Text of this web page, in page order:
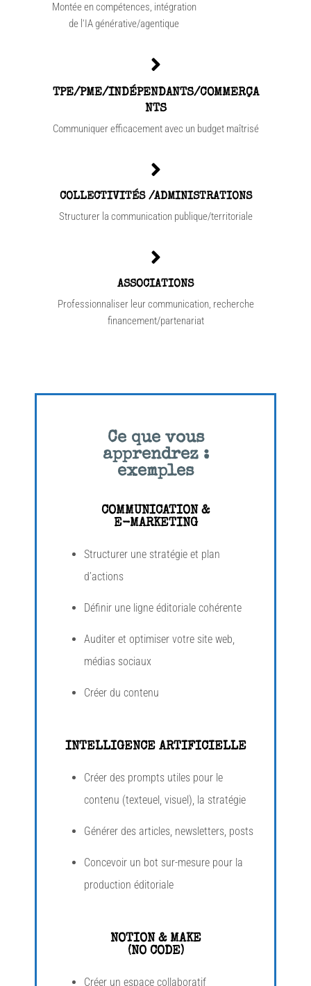
Montée en compétences, intégration
de l'IA générative/agentique
TPE/PME/INDÉPENDANTS/COMMERÇA
NTS
Communiquer efficacement avec un budget maîtrisé
COLLECTIVITÉS /ADMINISTRATIONS
Structurer la communication publique/territoriale
ASSOCIATIONS
Professionnaliser leur communication, recherche
financement/partenariat
Ce que vous
apprendrez :
exemples
COMMUNICATION &
E-MARKETING
Structurer une stratégie et plan
d’actions
Définir une ligne éditoriale cohérente
Auditer et optimiser votre site web,
médias sociaux
Créer du contenu
INTELLIGENCE ARTIFICIELLE
Créer des prompts utiles pour le
contenu (texteuel, visuel), la stratégie
Générer des articles, newsletters, posts
Concevoir un bot sur-mesure pour la
production éditoriale
NOTION & MAKE
(NO CODE)
Créer un espace collaboratif